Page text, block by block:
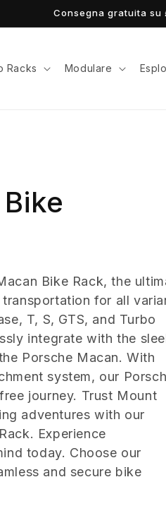
Consegna gratuita
Racks Modulare
Bike Rack, the
for all
T, S, GTS, and Turbo
integrate with the
Porsche Macan. With
system, our
journey. Trust Mount
adventures with our
Experience
today. Choose our
and secure bike